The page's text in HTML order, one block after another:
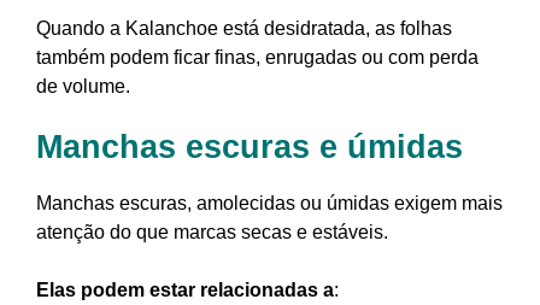
Quando a Kalanchoe está desidratada, as folhas
também podem ficar finas, enrugadas ou com perda
de volume.
Manchas escuras e úmidas
Manchas escuras, amolecidas ou úmidas exigem mais
atenção do que marcas secas e estáveis.
Elas podem estar relacionadas a: